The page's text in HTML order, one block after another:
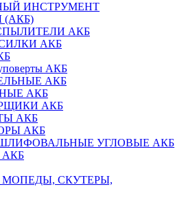
ИНСТРУМЕНТ
АКБ
АКБ
АКБ
АКБ
АКБ
АКБ
АКБ
АКБ
УГЛОВЫЕ АКБ